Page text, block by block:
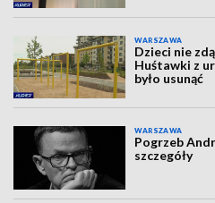
WARSZAWA
Dzieci nie
Huśtawki z
było usunąć
WARSZAWA
Pogrzeb
szczegóły